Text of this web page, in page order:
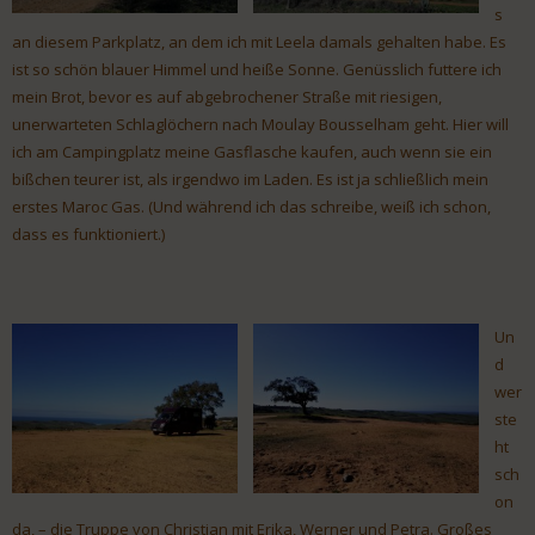
s
an diesem Parkplatz, an dem ich mit Leela damals gehalten habe. Es
ist so schön blauer Himmel und heiße Sonne. Genüsslich futtere ich
mein Brot, bevor es auf abgebrochener Straße mit riesigen,
unerwarteten Schlaglöchern nach Moulay Bousselham geht. Hier will
ich am Campingplatz meine Gasflasche kaufen, auch wenn sie ein
bißchen teurer ist, als irgendwo im Laden. Es ist ja schließlich mein
erstes Maroc Gas. (Und während ich das schreibe, weiß ich schon,
dass es funktioniert.)
Un
d
wer
ste
ht
sch
on
da, – die Truppe von Christian mit Erika, Werner und Petra. Großes